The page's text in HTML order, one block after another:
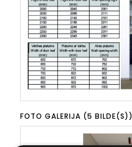
FOTO GALERIJA (5 BILDE(S))